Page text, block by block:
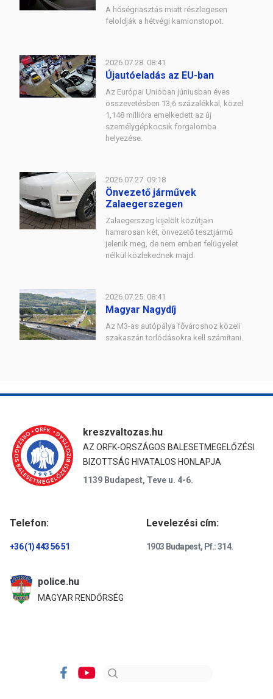
A hőségriasztás miatt részlegesen
feloldják a hétvégi kamionstopot.
2026.07.28. 08:41
Újautóeladás az EU-ban
Az Európai Unióban júniusban éves
összevetésben 13,6 százalékkal, közel
1,148 millióra emelkedett az új
személygépkocsik forgalomba
helyezése.
2026.07.27. 09:18
Önvezető járművek
Zalaegerszegen
Zalaegerszeg kijelölt közútjain
hamarosan két, önvezető tesztjármű
jelenik meg, de nem emberi felügyelet
nélkül közlekednek majd.
2026.07.25. 08:41
Magyar Nagydíj
Az M3-as autópálya fővároshoz közeli
szakaszán torlódásokra kell számítani.
kreszvaltozas.hu
AZ ORFK-ORSZÁGOS BALESETMEGELŐZÉSI
BIZOTTSÁG HIVATALOS HONLAPJA
1139 Budapest, Teve u. 4-6.
Telefon:
+36 (1) 443 56 51
Levelezési cím:
1903 Budapest, Pf.: 314.
police.hu
MAGYAR RENDŐRSÉG